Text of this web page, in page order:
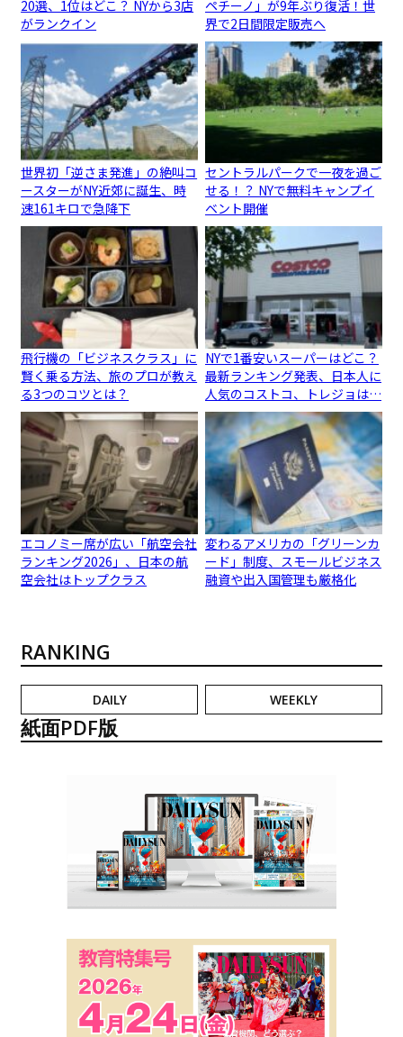
20選、1位はどこ？ NYから3店
がランクイン
ペチーノ」が9年ぶり復活！世
界で2日間限定販売へ
世界初「逆さま発進」の絶叫コ
ースターがNY近郊に誕生、時
速161キロで急降下
セントラルパークで一夜を過ご
せる！？ NYで無料キャンプイ
ベント開催
飛行機の「ビジネスクラス」に
賢く乗る方法、旅のプロが教え
る3つのコツとは？
NYで1番安いスーパーはどこ？
最新ランキング発表、日本人に
人気のコストコ、トレジョは…
エコノミー席が広い「航空会社
ランキング2026」、日本の航
空会社はトップクラス
変わるアメリカの「グリーンカ
ード」制度、スモールビジネス
融資や出入国管理も厳格化
RANKING
DAILY WEEKLY
紙面PDF版